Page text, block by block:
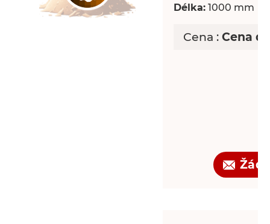
Délka: 1000 mm
Cena : Cena